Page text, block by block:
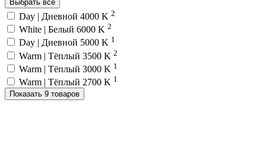
Выбрать все
Day | Дневной 4000 K 2
White | Белый 6000 K 2
Day | Дневной 5000 K 1
Warm | Тёплый 3500 K 2
Warm | Тёплый 3000 K 1
Warm | Тёплый 2700 K 1
Показать 9 товаров